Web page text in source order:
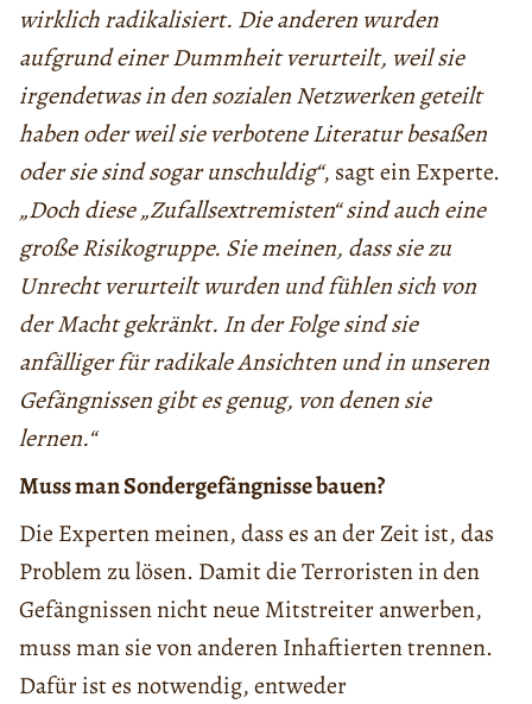
wirklich radikalisiert. Die anderen wurden
aufgrund einer Dummheit verurteilt, weil sie
irgendetwas in den sozialen Netzwerken geteilt
haben oder weil sie verbotene Literatur besaßen
oder sie sind sogar unschuldig“, sagt ein Experte.
„Doch diese „Zufallsextremisten“ sind auch eine
große Risikogruppe. Sie meinen, dass sie zu
Unrecht verurteilt wurden und fühlen sich von
der Macht gekränkt. In der Folge sind sie
anfälliger für radikale Ansichten und in unseren
Gefängnissen gibt es genug, von denen sie
lernen.“
Muss man Sondergefängnisse bauen?
Die Experten meinen, dass es an der Zeit ist, das
Problem zu lösen. Damit die Terroristen in den
Gefängnissen nicht neue Mitstreiter anwerben,
muss man sie von anderen Inhaftierten trennen.
Dafür ist es notwendig, entweder